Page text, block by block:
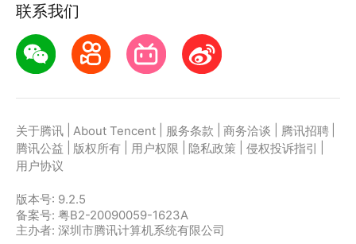
联系我们
关于腾讯 About Tencent 服务条款 商务洽谈 腾讯招聘
腾讯公益
版权所有 用户权限 隐私政策 侵权投诉指引
用户协议
版本号: 9.2.5
备案号: 粤B2-20090059-1623A
主办者: 深圳市腾讯计算机系统有限公司